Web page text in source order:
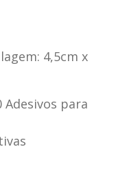
4,5cm x
Adesivos para